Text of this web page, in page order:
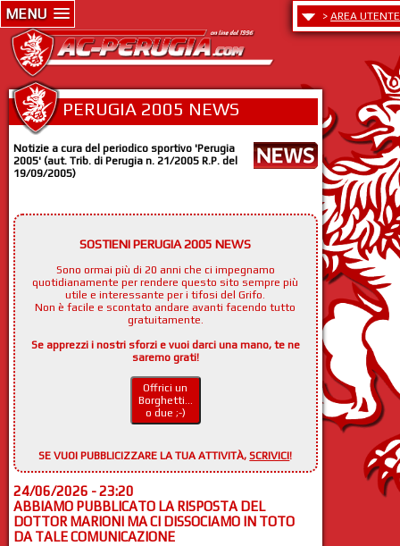
MENU > AREA UTENTE
PERUGIA 2005 NEWS
Notizie a cura del periodico sportivo 'Perugia
2005' (aut. Trib. di Perugia n. 21/2005 R.P. del
19/09/2005)
SOSTIENI PERUGIA 2005 NEWS
Sono ormai più di 20 anni che ci impegnamo
quotidianamente per rendere questo sito sempre più
utile e interessante per i tifosi del Grifo.
Non è facile e scontato andare avanti facendo tutto
gratuitamente.
Se apprezzi i nostri sforzi e vuoi darci una mano, te ne
saremo grati!
Offrici un
Borghetti...
o due ;-)
SE VUOI PUBBLICIZZARE LA TUA ATTIVITÀ,SCRIVICI!
24/06/2026 - 23:20
ABBIAMO PUBBLICATO LA RISPOSTA DEL
DOTTOR MARIONI MA CI DISSOCIAMO IN TOTO
DA TALE COMUNICAZIONE